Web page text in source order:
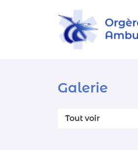
Rue nationale, ZA du Champs Belon
28140 Orgères-en-Beauce
02 37 99 84 38
Galerie
Tout voir